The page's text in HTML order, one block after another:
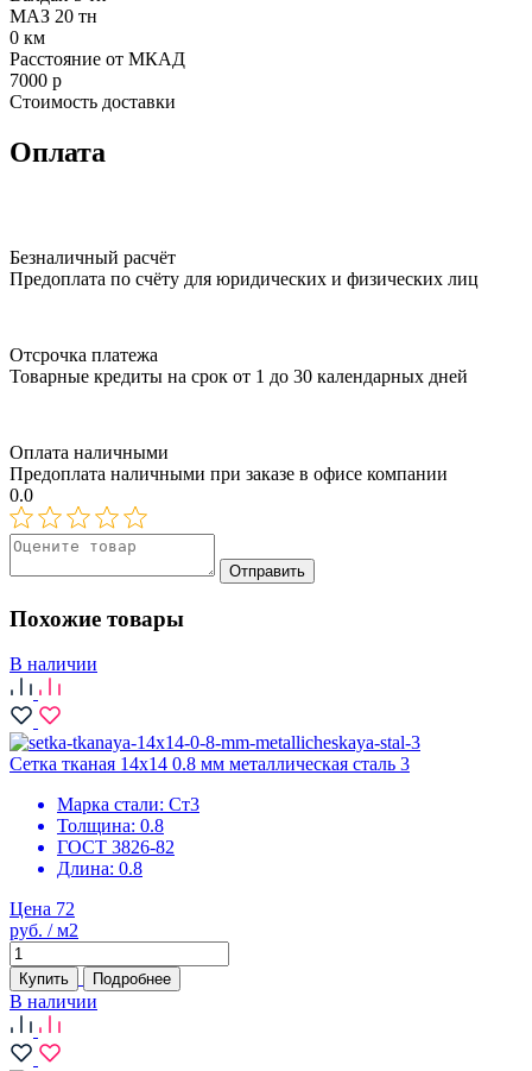
МАЗ 20 тн
0 км
Расстояние от МКАД
7000 р
Стоимость доставки
Оплата
Безналичный расчёт
Предоплата по счёту для юридических и физических лиц
Отсрочка платежа
Товарные кредиты на срок от 1 до 30 календарных дней
Оплата наличными
Предоплата наличными при заказе в офисе компании
0.0
Отправить
Похожие товары
В наличии
Сетка тканая 14х14 0.8 мм металлическая сталь 3
Марка стали: Ст3
Толщина: 0.8
ГОСТ 3826-82
Длина: 0.8
Цена 72
руб. / м2
Купить Подробнее
В наличии